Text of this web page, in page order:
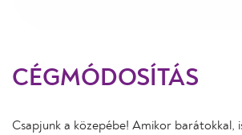
CÉGMÓDOSÍTÁS
Csapjunk a közepébe! Amikor barátokkal,